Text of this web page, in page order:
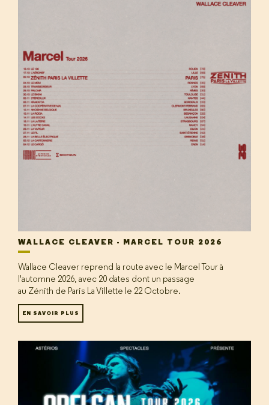
WALLACE CLEAVER - MARCEL TOUR 2026
Wallace Cleaver reprend la route avec le Marcel Tour à
l'automne 2026, avec 20 dates dont un passage
au Zénith de Paris La Villette le 22 Octobre.
EN SAVOIR PLUS